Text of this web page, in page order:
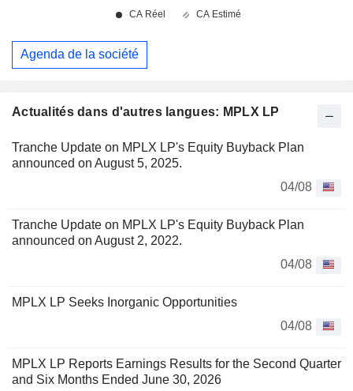
Actualités dans d'autres langues: MPLX LP
Tranche Update on MPLX LP's Equity Buyback Plan
announced on August 5, 2025.
04/08
Tranche Update on MPLX LP's Equity Buyback Plan
announced on August 2, 2022.
04/08
MPLX LP Seeks Inorganic Opportunities
04/08
MPLX LP Reports Earnings Results for the Second Quarter
and Six Months Ended June 30, 2026
Agenda de la société